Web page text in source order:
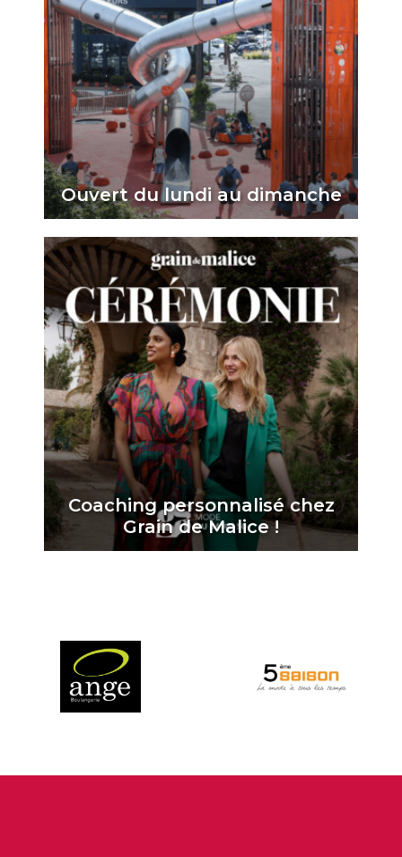
Ouvert du lundi au dimanche
Coaching personnalisé chez
Grain de Malice !